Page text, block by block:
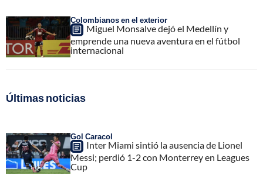
Colombianos en el exterior
Miguel Monsalve dejó el Medellín y
emprende una nueva aventura en el fútbol
internacional
Últimas noticias
Gol Caracol
Inter Miami sintió la ausencia de Lionel
Messi; perdió 1-2 con Monterrey en Leagues
Cup